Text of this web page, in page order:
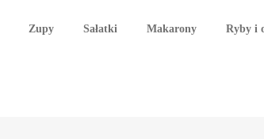
Zupy Sałatki Makarony Ryby i